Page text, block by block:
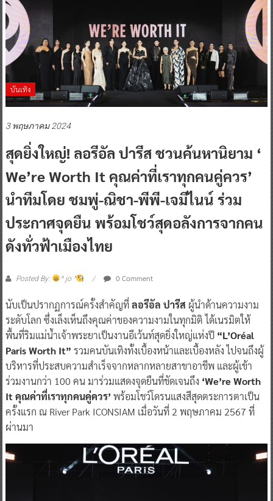
บันเทิง
3 พฤษภาคม 2024
สุดยิ่งใหญ่! ลอรีอัล ปารีส ชวนค้นหานิยาม ‘
We’re Worth It คุณค่าที่เราทุกคนคู่ควร’
นำทีมโดย ชมพู่-ณิชา-พีพี-เจมีไนน์ ร่วม
ประกาศจุดยืน พร้อมโชว์สุดอลังการจากคน
ดังทั่วฟ้าเมืองไทย
Posted By: ^ jo ^ 0 Comment
นับเป็นปรากฏการณ์ครั้งสำคัญที่ลอรีอัล ปารีส ผู้นำด้านความงาม
ระดับโลก ซึ่งเล็งเห็นถึงคุณค่าของความงามในทุกมิติ ได้เนรมิตให้
พื้นที่ริมแม่น้ำเจ้าพระยาเป็นงานอีเว้นท์สุดยิ่งใหญ่แห่งปี “L’Oréal
Paris Worth It” รวมคนบันเทิงทั้งเบื้องหน้าและเบื้องหลัง ไปจนถึงผู้
บริหารที่ประสบความสำเร็จจากหลากหลายสาขาอาชีพ และผู้เข้า
ร่วมงานกว่า 100 คน มาร่วมแสดงจุดยืนที่ชัดเจนถึง ‘We’re Worth
It คุณค่าที่เราทุกคนคู่ควร’ พร้อมโชว์โดรนแสงสีสุดตระการตาเป็น
ครั้งแรก ณ River Park ICONSIAM เมื่อวันที่ 2 พฤษภาคม 2567 ที่
ผ่านมา